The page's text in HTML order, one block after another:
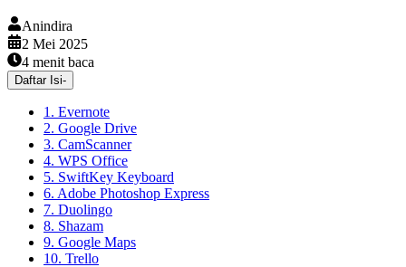
Anindira
2 Mei 2025
4 menit baca
Daftar Isi-
1. Evernote
2. Google Drive
3. CamScanner
4. WPS Office
5. SwiftKey Keyboard
6. Adobe Photoshop Express
7. Duolingo
8. Shazam
9. Google Maps
10. Trello